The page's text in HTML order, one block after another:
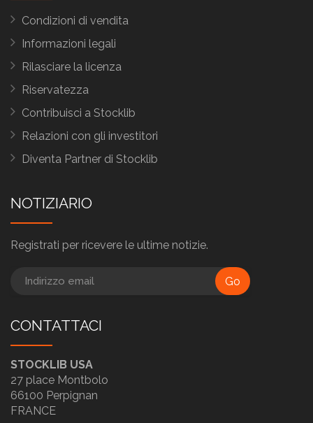
Condizioni di vendita
Informazioni legali
Rilasciare la licenza
Riservatezza
Contribuisci a Stocklib
Relazioni con gli investitori
Diventa Partner di Stocklib
NOTIZIARIO
Registrati per ricevere le ultime notizie.
Go
CONTATTACI
STOCKLIB USA
27 place Montbolo
66100 Perpignan
FRANCE